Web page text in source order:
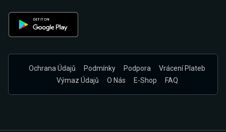
Ochrana Údajů Podmínky Podpora
Vrácení Plateb
Výmaz Údajů
O Nás E-Shop FAQ